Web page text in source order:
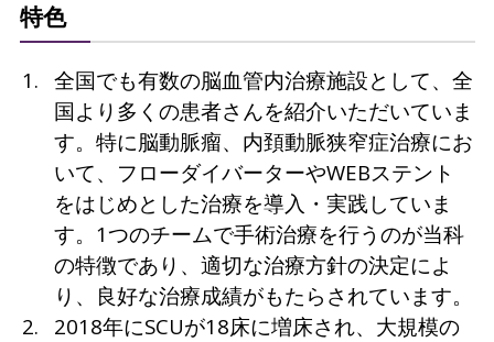
特色
全国でも有数の脳血管内治療施設として、全
国より多くの患者さんを紹介いただいていま
す。特に脳動脈瘤、内頚動脈狭窄症治療にお
いて、フローダイバーターやWEBステント
をはじめとした治療を導入・実践していま
す。1つのチームで手術治療を行うのが当科
の特徴であり、適切な治療方針の決定によ
り、良好な治療成績がもたらされています。
2018年にSCUが18床に増床され、大規模の